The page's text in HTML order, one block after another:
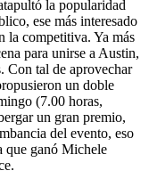
la popularidad
ese más interesado
la competitiva. Ya más
para unirse a Austin,
Con tal de aprovechar
un doble
(7.00 horas,
un gran premio,
del evento, eso
que ganó Michele